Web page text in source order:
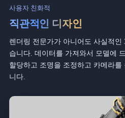
사용자 친화적
직관적인 디자인
렌더링 전문가가 아니어도 사실적인
습니다. 데이터를 가져와서 모델에
할당하고 조명을 조정하고 카메라
니다.